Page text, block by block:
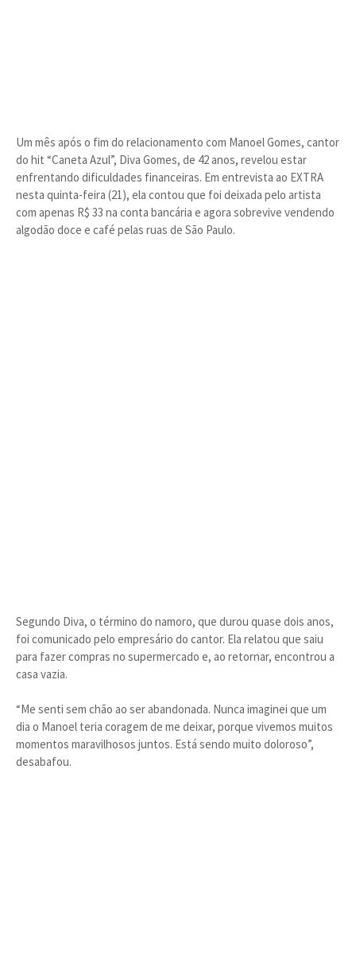
Um mês após o fim do relacionamento com Manoel Gomes, cantor
do hit “Caneta Azul”, Diva Gomes, de 42 anos, revelou estar
enfrentando dificuldades financeiras. Em entrevista ao EXTRA
nesta quinta-feira (21), ela contou que foi deixada pelo artista
com apenas R$ 33 na conta bancária e agora sobrevive vendendo
algodão doce e café pelas ruas de São Paulo.
Segundo Diva, o término do namoro, que durou quase dois anos,
foi comunicado pelo empresário do cantor. Ela relatou que saiu
para fazer compras no supermercado e, ao retornar, encontrou a
casa vazia.
“Me senti sem chão ao ser abandonada. Nunca imaginei que um
dia o Manoel teria coragem de me deixar, porque vivemos muitos
momentos maravilhosos juntos. Está sendo muito doloroso”,
desabafou.